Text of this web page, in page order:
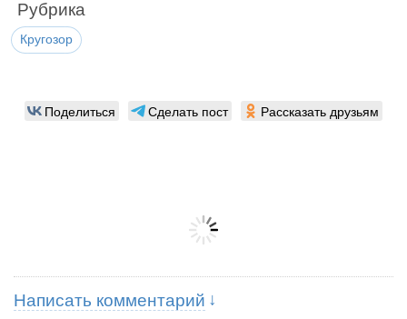
Рубрика
Кругозор
Поделиться Сделать пост Рассказать друзьям
Написать комментарий